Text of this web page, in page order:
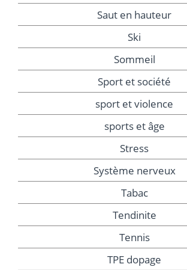
Saut en hauteur
Ski
Sommeil
Sport et société
sport et violence
sports et âge
Stress
Système nerveux
Tabac
Tendinite
Tennis
TPE dopage